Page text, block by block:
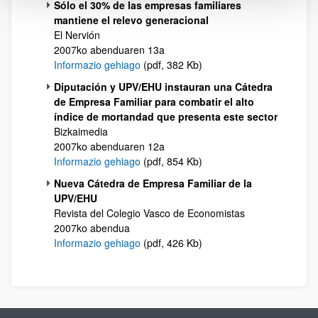
Sólo el 30% de las empresas familiares
mantiene el relevo generacional
El Nervión
2007ko abenduaren 13a
Informazio gehiago (pdf, 382 Kb)
Diputación y UPV/EHU instauran una Cátedra
de Empresa Familiar para combatir el alto
índice de mortandad que presenta este sector
Bizkaimedia
2007ko abenduaren 12a
Informazio gehiago (pdf, 854 Kb)
Nueva Cátedra de Empresa Familiar de la
UPV/EHU
Revista del Colegio Vasco de Economistas
2007ko abendua
Informazio gehiago (pdf, 426 Kb)